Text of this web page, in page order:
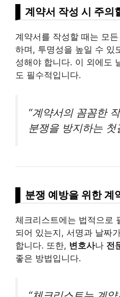
계약서 작성 시 주의
계약서를 작성할 때는 모
하며, 투명성을 높일 수 있
성해야 합니다. 이 외에도
도 필수적입니다.
“계약서의 꼼꼼한
분쟁을 방지하는 첫
분쟁 예방을 위한 계
체크리스트에는 법적으로
되어 있는지, 서명과 날짜
합니다. 또한, 변호사나 전
좋은 방법입니다.